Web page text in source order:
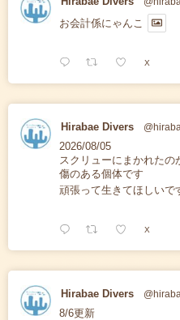
お会計係にゃんこ
X
Hirabae Divers
2026/08/05
スクリューにまかれた
傷のある個体です
頑張って生きてほしいで
X
Hirabae Divers
8/6更新